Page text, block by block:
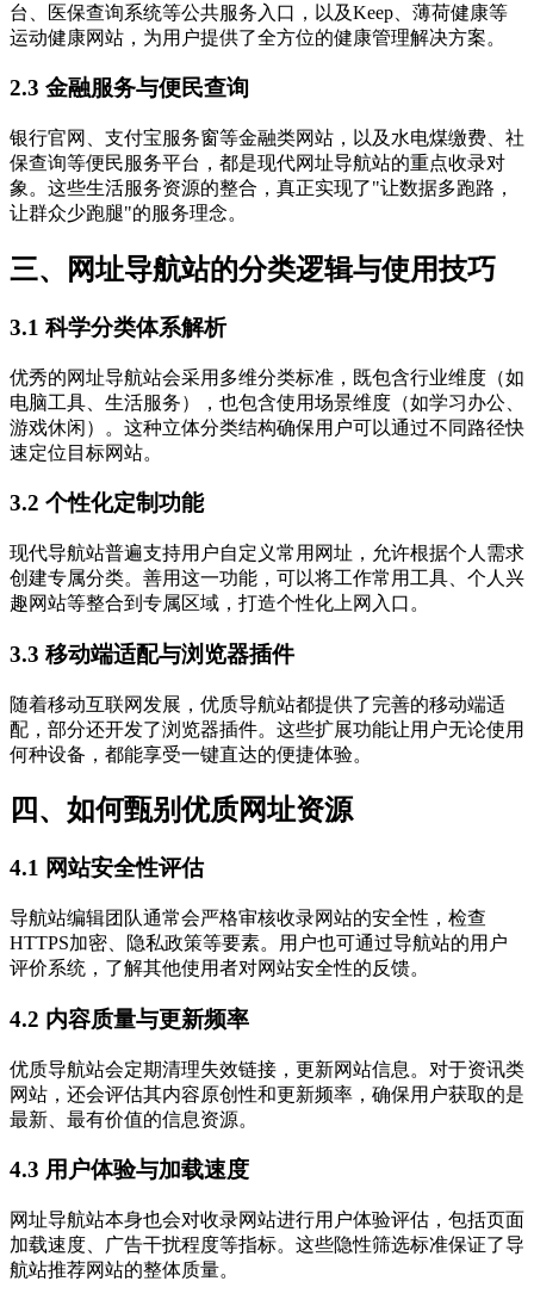
台、医保查询系统等公共服务入口，以及Keep、薄荷健康等
运动健康网站，为用户提供了全方位的健康管理解决方案。
2.3 金融服务与便民查询
银行官网、支付宝服务窗等金融类网站，以及水电煤缴费、社
保查询等便民服务平台，都是现代网址导航站的重点收录对
象。这些生活服务资源的整合，真正实现了"让数据多跑路，
让群众少跑腿"的服务理念。
三、网址导航站的分类逻辑与使用技巧
3.1 科学分类体系解析
优秀的网址导航站会采用多维分类标准，既包含行业维度（如
电脑工具、生活服务），也包含使用场景维度（如学习办公、
游戏休闲）。这种立体分类结构确保用户可以通过不同路径快
速定位目标网站。
3.2 个性化定制功能
现代导航站普遍支持用户自定义常用网址，允许根据个人需求
创建专属分类。善用这一功能，可以将工作常用工具、个人兴
趣网站等整合到专属区域，打造个性化上网入口。
3.3 移动端适配与浏览器插件
随着移动互联网发展，优质导航站都提供了完善的移动端适
配，部分还开发了浏览器插件。这些扩展功能让用户无论使用
何种设备，都能享受一键直达的便捷体验。
四、如何甄别优质网址资源
4.1 网站安全性评估
导航站编辑团队通常会严格审核收录网站的安全性，检查
HTTPS加密、隐私政策等要素。用户也可通过导航站的用户
评价系统，了解其他使用者对网站安全性的反馈。
4.2 内容质量与更新频率
优质导航站会定期清理失效链接，更新网站信息。对于资讯类
网站，还会评估其内容原创性和更新频率，确保用户获取的是
最新、最有价值的信息资源。
4.3 用户体验与加载速度
网址导航站本身也会对收录网站进行用户体验评估，包括页面
加载速度、广告干扰程度等指标。这些隐性筛选标准保证了导
航站推荐网站的整体质量。